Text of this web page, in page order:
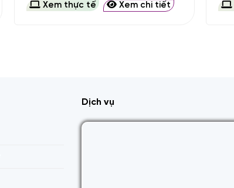
Xem thực tế Xem chi tiết
Dịch vụ